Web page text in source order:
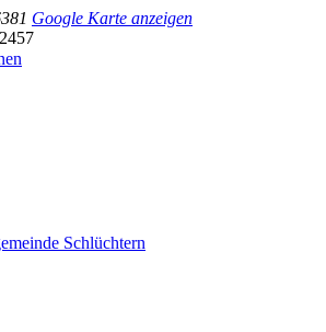
Schlüchtern
Google Karte anzeigen